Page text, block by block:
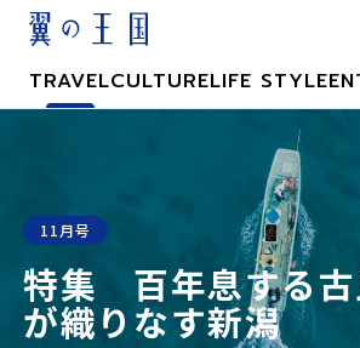
TRAVELCULTURELIFE STYLE
特集 百年息する古
が織りなす新潟
11月号